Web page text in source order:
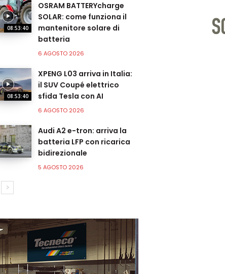
08:53:40
OSRAM BATTERYcharge
SOLAR: come funziona il
mantenitore solare di
batteria
6 AGOSTO 2026
08:53:40
XPENG L03 arriva in Italia:
il SUV Coupé elettrico
sfida Tesla con AI
6 AGOSTO 2026
Audi A2 e-tron: arriva la
batteria LFP con ricarica
bidirezionale
5 AGOSTO 2026